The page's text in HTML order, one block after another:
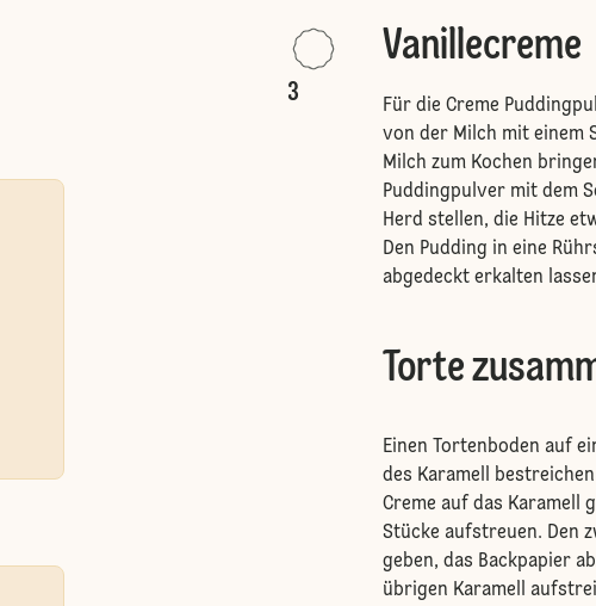
3
Vanillecreme
Für die Creme
von der Milch mit einem
Milch zum Kochen
Puddingpulver mit dem
Herd stellen, die Hitze
Den Pudding in eine
abgedeckt erkalten
Torte
Einen Tortenboden auf
des Karamell
Creme auf das
Stücke aufstreuen. Den
geben, das Backpapier
übrigen Karamell